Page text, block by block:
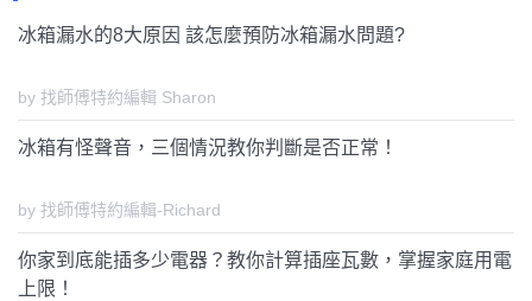
冰箱漏水的8大原因 該怎麼預防冰箱漏水問題?
by 找師傅特約編輯 Sharon
冰箱有怪聲音，三個情況教你判斷是否正常！
by 找師傅特約編輯-Richard
你家到底能插多少電器？教你計算插座瓦數，掌握家庭用電
上限！